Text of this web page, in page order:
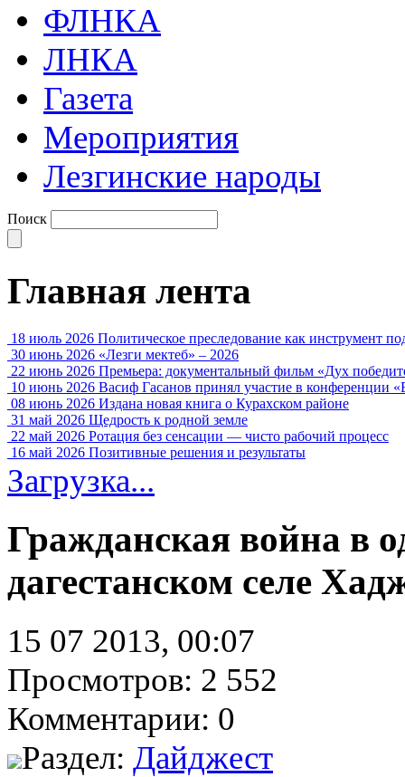
ФЛНКА
ЛНКА
Газета
Мероприятия
Лезгинские народы
Поиск
Главная лента
18 июль 2026 Политическое преследование как инструмент
30 июнь 2026 «Лезги мектеб» – 2026
22 июнь 2026 Премьера: документальный фильм «Дух
10 июнь 2026 Васиф Гасанов принял участие в конференции
08 июнь 2026 Издана новая книга о Курахском районе
31 май 2026 Щедрость к родной земле
22 май 2026 Ротация без сенсации — чисто рабочий процесс
16 май 2026 Позитивные решения и результаты
Загрузка...
Гражданская война в
дагестанском селе
15 07 2013, 00:07
Просмотров: 2 552
Комментарии: 0
Раздел: Дайджест